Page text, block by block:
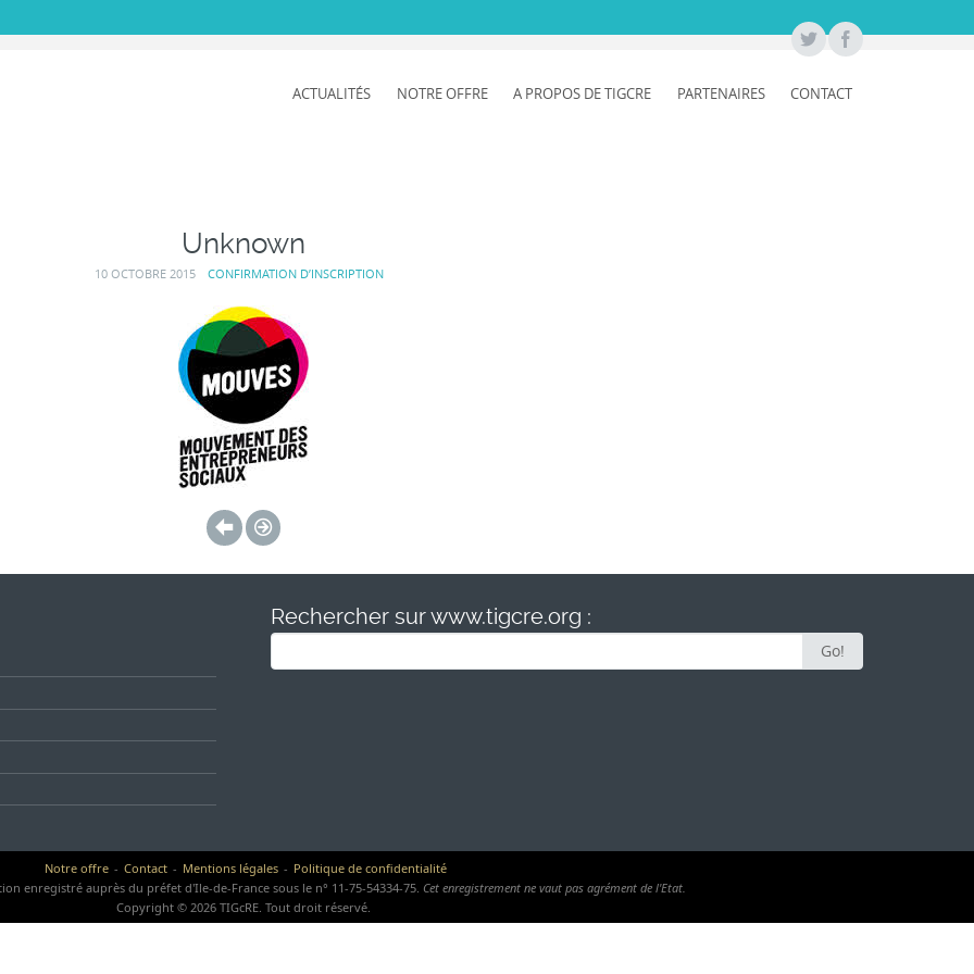
ACTUALITÉS NOTRE OFFRE A PROPOS DE TIGCRE PARTENAIRES CONTACT
Unknown
10 OCTOBRE 2015 CONFIRMATION D’INSCRIPTION
Rechercher sur www.tigcre.org :
Search
for:
Go!
Notre offre Contact Mentions légales
Politique de confidentialité
enregistré auprès du préfet d'Ile-de-France sous le n° 11-75-54334-75. Cet enregistrement ne vaut pas agrément de l'Etat.
Copyright © 2026 TIGcRE. Tout droit réservé.